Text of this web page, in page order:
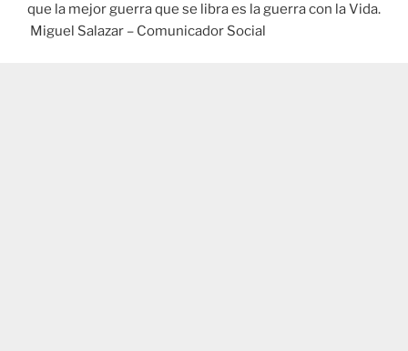
que la mejor guerra que se libra es la guerra con la Vida.
Miguel Salazar – Comunicador Social